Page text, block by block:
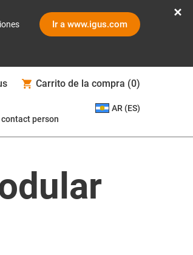
Ir a www.igus.com
Carrito de la compra (0)
contact person
AR (ES)